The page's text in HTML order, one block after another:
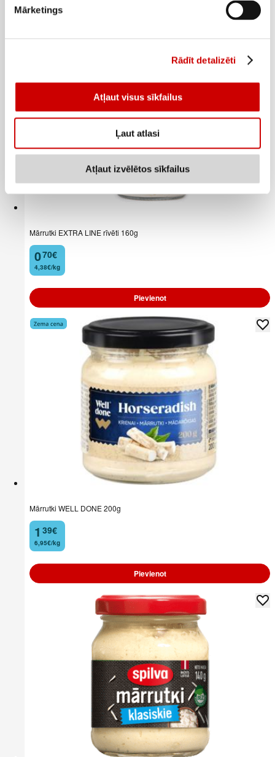
Mārketings
Rādīt detalizēti
Atļaut visus sīkfailus
Ļaut atlasi
Atļaut izvēlētos sīkfailus
Mārrutki EXTRA LINE rīvēti 160g
0
. 70€
4,38€/kg
Pievienot
Mārrutki WELL DONE 200g
1
. 39€
6,95€/kg
Pievienot